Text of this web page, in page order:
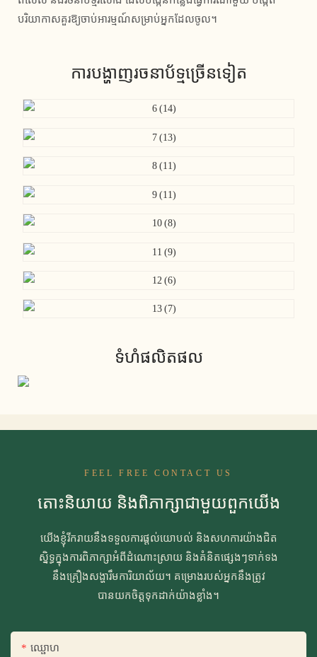
បរិយាកាសគួរឱ្យចាប់អារម្មណ៍សម្រាប់អ្នកដែលចូល។
ការបង្ហាញរចនាប័ទ្មច្រើនទៀត
ទំហំផលិតផល
FEEL FREE CONTACT US
តោះនិយាយ និងពិភាក្សាជាមួយពួកយើង
យើងខ្ញុំរីករាយនឹងទទួលការផ្ដល់យោបល់ និងសហការយ៉ាងជិត
ស្និទ្ធក្នុងការពិភាក្សាអំពីដំណោះស្រាយ និងគំនិតផ្សេងៗទាក់ទង
នឹងគ្រឿងសង្ហារឹមការិយាល័យ។ គម្រោងរបស់អ្នកនឹងត្រូវ
បានយកចិត្តទុកដាក់យ៉ាងខ្លាំង។
ឈ្ផោហ